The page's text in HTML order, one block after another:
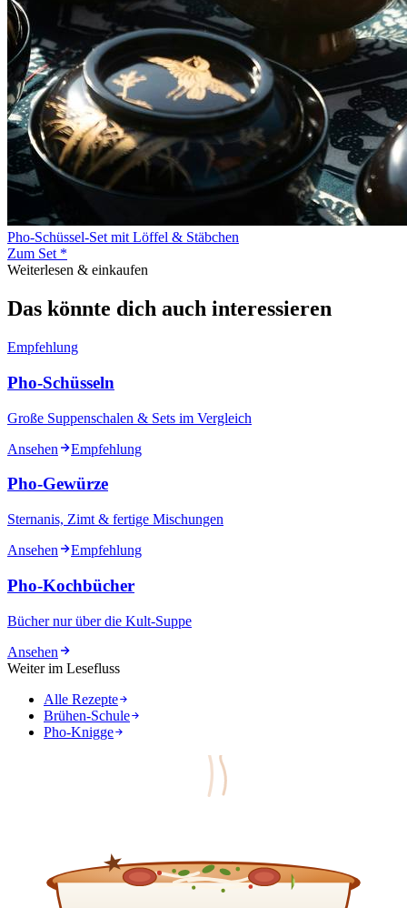
Pho-Schüssel-Set mit Löffel & Stäbchen
Zum Set *
Weiterlesen & einkaufen
Das könnte dich auch interessieren
Empfehlung
Pho-Schüsseln
Große Suppenschalen & Sets im Vergleich
Ansehen
Empfehlung
Pho-Gewürze
Sternanis, Zimt & fertige Mischungen
Ansehen
Empfehlung
Pho-Kochbücher
Bücher nur über die Kult-Suppe
Ansehen
Weiter im Lesefluss
Alle Rezepte
Brühen-Schule
Pho-Knigge